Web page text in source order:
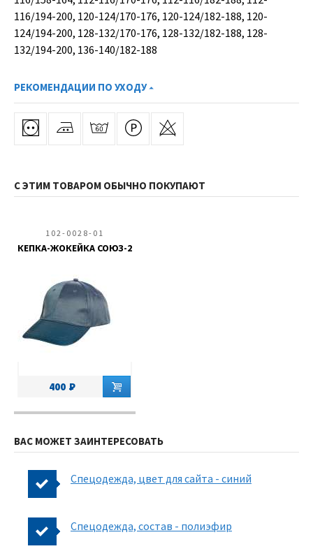
116/194-200, 120-124/170-176, 120-124/182-188, 120-
124/194-200, 128-132/170-176, 128-132/182-188, 128-
132/194-200, 136-140/182-188
РЕКОМЕНДАЦИИ ПО УХОДУ
С ЭТИМ ТОВАРОМ ОБЫЧНО ПОКУПАЮТ
102-0028-01
КЕПКА-ЖОКЕЙКА СОЮЗ-2
400
ВАС МОЖЕТ ЗАИНТЕРЕСОВАТЬ
Спецодежда, цвет для сайта - синий
Спецодежда, состав - полиэфир